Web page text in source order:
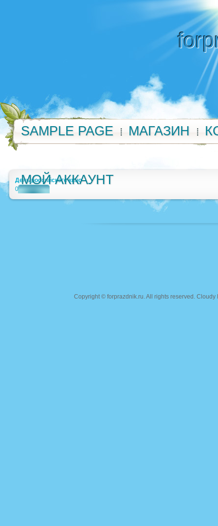
SAMPLE PAGE МАГАЗИН
МОЙ АККАУНТ
День российского кино
0
Copyright © forprazdnik.ru. All rights reserved.